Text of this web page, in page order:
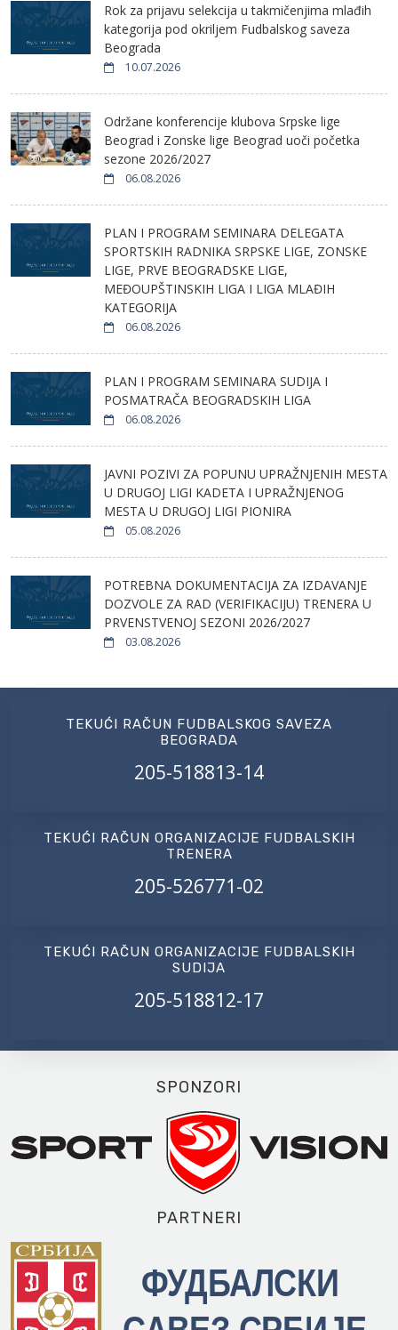
Rok za prijavu selekcija u takmičenjima mlađih
kategorija pod okriljem Fudbalskog saveza
Beograda
10.07.2026
Održane konferencije klubova Srpske lige
Beograd i Zonske lige Beograd uoči početka
sezone 2026/2027
06.08.2026
PLAN I PROGRAM SEMINARA DELEGATA
SPORTSKIH RADNIKA SRPSKE LIGE, ZONSKE
LIGE, PRVE BEOGRADSKE LIGE,
MEĐOUPŠTINSKIH LIGA I LIGA MLAĐIH
KATEGORIJA
06.08.2026
PLAN I PROGRAM SEMINARA SUDIJA I
POSMATRAČA BEOGRADSKIH LIGA
06.08.2026
JAVNI POZIVI ZA POPUNU UPRAŽNJENIH MESTA
U DRUGOJ LIGI KADETA I UPRAŽNJENOG
MESTA U DRUGOJ LIGI PIONIRA
05.08.2026
POTREBNA DOKUMENTACIJA ZA IZDAVANJE
DOZVOLE ZA RAD (VERIFIKACIJU) TRENERA U
PRVENSTVENOJ SEZONI 2026/2027
03.08.2026
TEKUĆI RAČUN FUDBALSKOG SAVEZA
BEOGRADA
205-518813-14
TEKUĆI RAČUN ORGANIZACIJE FUDBALSKIH
TRENERA
205-526771-02
TEKUĆI RAČUN ORGANIZACIJE FUDBALSKIH
SUDIJA
205-518812-17
SPONZORI
PARTNERI